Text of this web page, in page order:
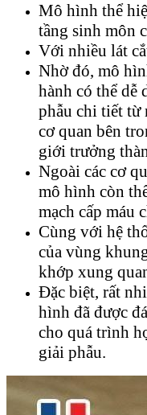
Mô hình thể
tầng sinh môn
Với nhiều lát
Nhờ đó, mô
hành có thể dễ
phẫu chi tiết từ
cơ quan bên
giới trưởng
Ngoài các cơ
mô hình còn
mạch cấp máu
Cùng với hệ
của vùng
khớp xung
Đặc biệt, rất
hình đã được
cho quá trình
giải phẫu.